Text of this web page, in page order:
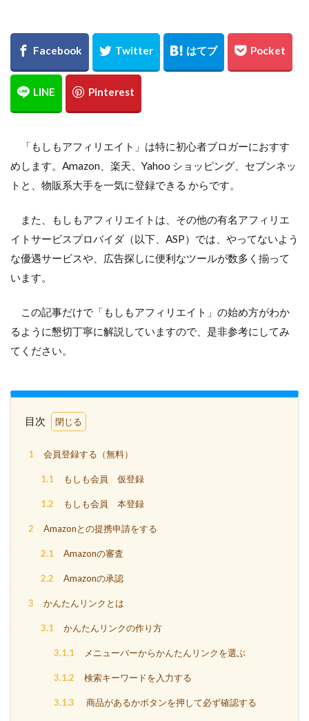
「もしもアフィリエイト」は特に初心者ブロガーにおすす
めします。Amazon、楽天、Yahoo ショッピング、セブンネッ
トと、物販系大手を一気に登録できる からです。
また、もしもアフィリエイトは、その他の有名アフィリエ
イトサービスプロバイダ（以下、ASP）では、やってないよう
な優遇サービスや、広告探しに便利なツールが数多く揃って
います。
この記事だけで「もしもアフィリエイト」の始め方がわか
るように懇切丁寧に解説していますので、是非参考にしてみ
てください。
目次
1 会員登録する（無料）
1.1 もしも会員 仮登録
1.2 もしも会員 本登録
2 Amazonとの提携申請をする
2.1 Amazonの審査
2.2 Amazonの承認
3 かんたんリンクとは
3.1 かんたんリンクの作り方
3.1.1 メニューバーからかんたんリンクを選ぶ
3.1.2 検索キーワードを入力する
3.1.3 商品があるかボタンを押して必ず確認する